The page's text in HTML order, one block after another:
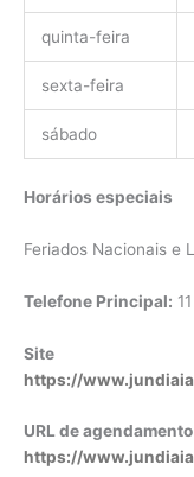
quinta-feira
sexta-feira
sábado
Horários especiais
Feriados Nacionais e
Telefone Principal:
Site
https://
URL de agendamento
https://